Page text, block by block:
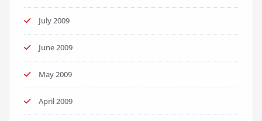
July 2009
June 2009
May 2009
April 2009